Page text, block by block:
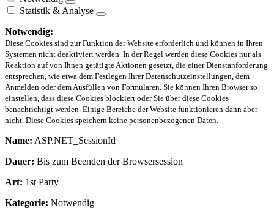
Statistik & Analyse
Notwendig:
Diese Cookies sind zur Funktion der Website erforderlich und können in Ihren
Systemen nicht deaktiviert werden. In der Regel werden diese Cookies nur als
Reaktion auf von Ihnen getätigte Aktionen gesetzt, die einer Dienstanforderung
entsprechen, wie etwa dem Festlegen Ihrer Datenschutzeinstellungen, dem
Anmelden oder dem Ausfüllen von Formularen. Sie können Ihren Browser so
einstellen, dass diese Cookies blockiert oder Sie über diese Cookies
benachrichtigt werden. Einige Bereiche der Website funktionieren dann aber
nicht. Diese Cookies speichern keine personenbezogenen Daten.
Name: ASP.NET_SessionId
Dauer: Bis zum Beenden der Browsersession
Art: 1st Party
Kategorie: Notwendig